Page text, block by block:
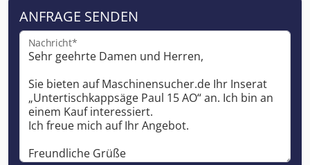
ANFRAGE SENDEN
Nachricht*